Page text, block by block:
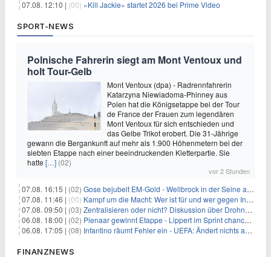
07.08. 12:10 | (00) «Kill Jackie» startet 2026 bei Prime Video
SPORT-NEWS
Polnische Fahrerin siegt am Mont Ventoux und
holt Tour-Gelb
Mont Ventoux (dpa) - Radrennfahrerin
Katarzyna Niewiadoma-Phinney aus
Polen hat die Königsetappe bei der Tour
de France der Frauen zum legendären
Mont Ventoux für sich entschieden und
das Gelbe Trikot erobert. Die 31-Jährige
gewann die Bergankunft auf mehr als 1.900 Höhenmetern bei der
siebten Etappe nach einer beeindruckenden Kletterpartie. Sie
hatte […] (02)
vor 2 Stunden
07.08. 16:15 | (02) Gose bejubelt EM-Gold - Wellbrock in der Seine ausgebremst
07.08. 11:46 | (00) Kampf um die Macht: Wer ist für und wer gegen Infantino?
07.08. 09:50 | (03) Zentralisieren oder nicht? Diskussion über Drohnenabwehr
06.08. 18:00 | (02) Pienaar gewinnt Etappe - Lippert im Sprint chancenlos
06.08. 17:05 | (08) Infantino räumt Fehler ein - UEFA: Ändert nichts an Boykott
FINANZNEWS